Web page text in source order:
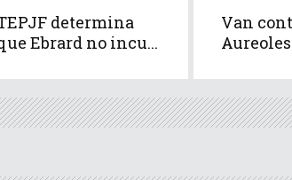
determina
Ebrard no incu...
Van